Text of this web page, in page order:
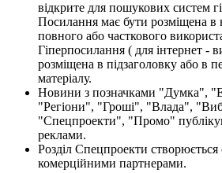
відкрите для пошукових систем
Посилання має бути розміщена в
повного або часткового
Гіперпосилання ( для інтернет -
розміщена в підзаголовку або в
матеріалу.
Новини з позначками "Думка",
"Регіони", "Гроші", "Влада",
"Спецпроекти", "Промо"
реклами.
Розділ Спецпроекти створюється
комерційними партнерами.